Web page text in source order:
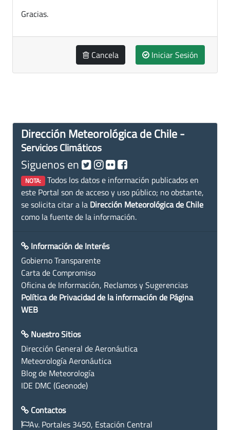
Gracias.
Cancela Iniciar Sesión
Dirección Meteorológica de Chile -
Servicios Climáticos
Siguenos en
NOTA: Todos los datos e información publicados en
este Portal son de acceso y uso público; no obstante,
se solicita citar a la Dirección Meteorológica de Chile
como la fuente de la información.
Información de Interés
Gobierno Transparente
Carta de Compromiso
Oficina de Información, Reclamos y Sugerencias
Política de Privacidad de la información de Página
WEB
Nuestro Sitios
Dirección General de Aeronáutica
Meteorología Aeronáutica
Blog de Meteorología
IDE DMC (Geonode)
Contactos
Av. Portales 3450, Estación Central